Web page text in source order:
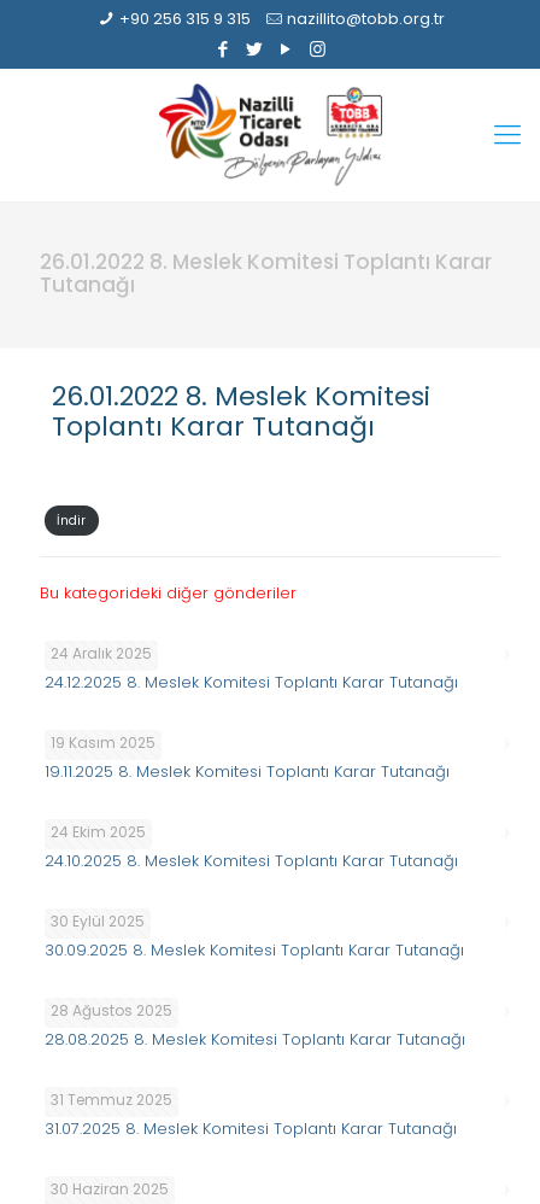
+90 256 315 9 315 nazillito@tobb.org.tr
26.01.2022 8. Meslek Komitesi Toplantı Karar
Tutanağı
26.01.2022 8. Meslek Komitesi
Toplantı Karar Tutanağı
İndir
Bu kategorideki diğer gönderiler
24 Aralık 2025
24.12.2025 8. Meslek Komitesi Toplantı Karar Tutanağı
19 Kasım 2025
19.11.2025 8. Meslek Komitesi Toplantı Karar Tutanağı
24 Ekim 2025
24.10.2025 8. Meslek Komitesi Toplantı Karar Tutanağı
30 Eylül 2025
30.09.2025 8. Meslek Komitesi Toplantı Karar Tutanağı
28 Ağustos 2025
28.08.2025 8. Meslek Komitesi Toplantı Karar Tutanağı
31 Temmuz 2025
31.07.2025 8. Meslek Komitesi Toplantı Karar Tutanağı
30 Haziran 2025